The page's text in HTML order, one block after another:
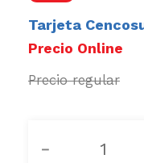
Tarjeta
－